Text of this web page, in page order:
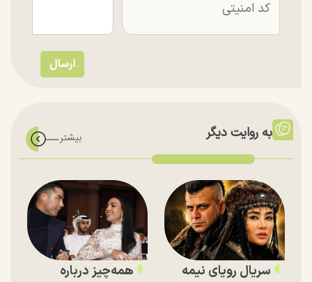
به روایت دیگر
سریال رویای نیمه همه‌چیز درباره